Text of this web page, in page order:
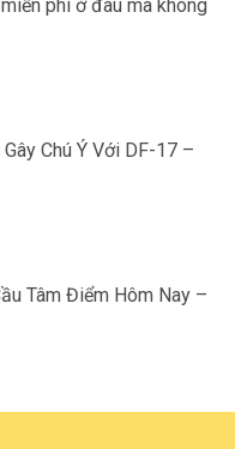
phí ở đâu mà không
Chú Ý Với DF-17 –
Tâm Điểm Hôm Nay –